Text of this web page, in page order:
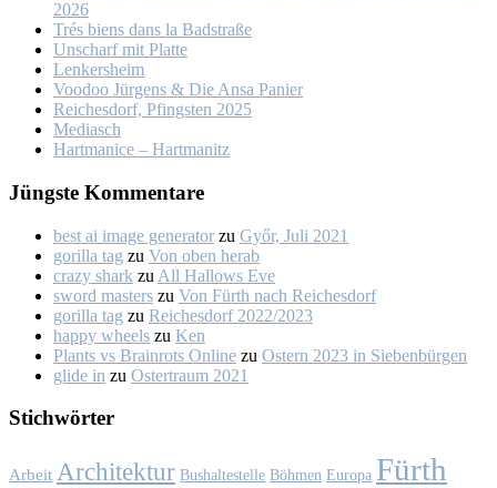
2026
Trés biens dans la Bad­stra­ße
Un­scharf mit Plat­te
Len­kers­heim
Voo­doo Jür­gens & Die An­sa Pa­nier
Rei­ches­dorf, Pfings­ten 2025
Me­dia­sch
Hart­ma­nice – Hart­ma­nitz
Jüngs­te Kom­men­ta­re
best ai image generator zu Győr, Ju­li 2021
gorilla tag zu Von oben her­ab
crazy shark zu All Hal­lows Eve
sword masters zu Von Fürth nach Rei­ches­dorf
gorilla tag zu Rei­ches­dorf 2022/2023
happy wheels zu Ken
Plants vs Brainrots Online zu Os­tern 2023 in Sie­ben­bür­gen
glide in zu Os­ter­traum 2021
Stich­wör­ter
Arbeit Architektur Bushaltestelle Böhmen Europa Fürth